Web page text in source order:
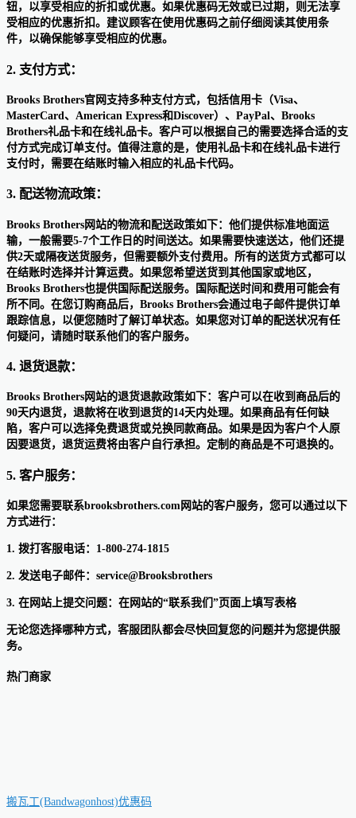
钮，以享受相应的折扣或优惠。如果优惠码无效或已过期，则无法享
受相应的优惠折扣。建议顾客在使用优惠码之前仔细阅读其使用条
件，以确保能够享受相应的优惠。
2. 支付方式：
Brooks Brothers官网支持多种支付方式，包括信用卡（Visa、
MasterCard、American Express和Discover）、PayPal、Brooks
Brothers礼品卡和在线礼品卡。客户可以根据自己的需要选择合适的支
付方式完成订单支付。值得注意的是，使用礼品卡和在线礼品卡进行
支付时，需要在结账时输入相应的礼品卡代码。
3. 配送物流政策：
Brooks Brothers网站的物流和配送政策如下：他们提供标准地面运
输，一般需要5-7个工作日的时间送达。如果需要快速送达，他们还提
供2天或隔夜送货服务，但需要额外支付费用。所有的送货方式都可以
在结账时选择并计算运费。如果您希望送货到其他国家或地区，
Brooks Brothers也提供国际配送服务。国际配送时间和费用可能会有
所不同。在您订购商品后，Brooks Brothers会通过电子邮件提供订单
跟踪信息，以便您随时了解订单状态。如果您对订单的配送状况有任
何疑问，请随时联系他们的客户服务。
4. 退货退款：
Brooks Brothers网站的退货退款政策如下：客户可以在收到商品后的
90天内退货，退款将在收到退货的14天内处理。如果商品有任何缺
陷，客户可以选择免费退货或兑换同款商品。如果是因为客户个人原
因要退货，退货运费将由客户自行承担。定制的商品是不可退换的。
5. 客户服务：
如果您需要联系brooksbrothers.com网站的客户服务，您可以通过以下
方式进行：
1. 拨打客服电话：1-800-274-1815
2. 发送电子邮件：service@Brooksbrothers
3. 在网站上提交问题：在网站的“联系我们”页面上填写表格
无论您选择哪种方式，客服团队都会尽快回复您的问题并为您提供服
务。
热门商家
搬瓦工(Bandwagonhost)优惠码